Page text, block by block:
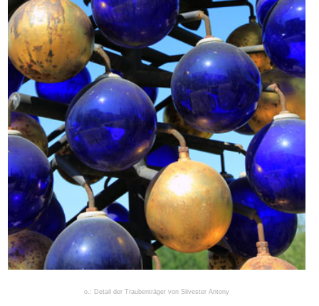
o.: Detail der Traubenträger von Silvester Antony